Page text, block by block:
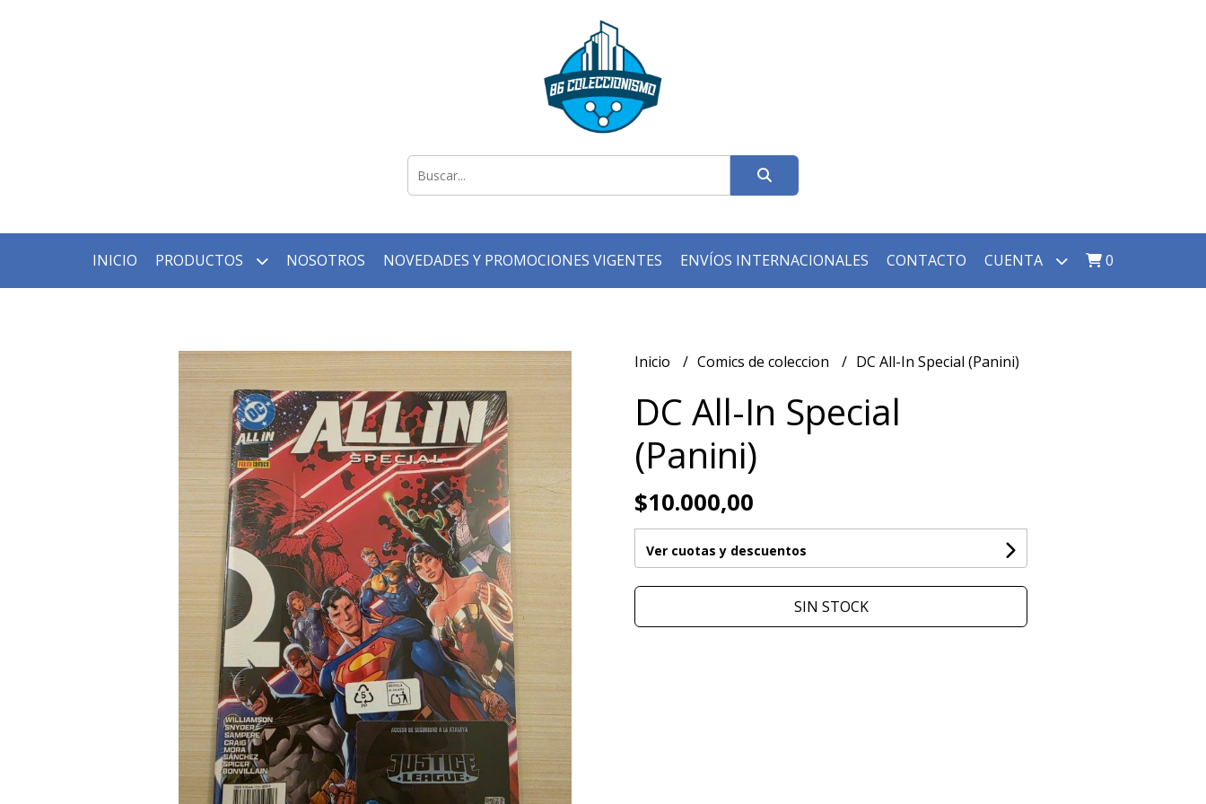
INICIO PRODUCTOS NOSOTROS NOVEDADES Y PROMOCIONES VIGENTES ENVÍOS INTERNACIONALES CONTACTO CUENTA 0
Inicio Comics de coleccion DC All-In Special (Panini)
DC All-In Special
(Panini)
$10.000,00
Ver cuotas y descuentos
SIN STOCK